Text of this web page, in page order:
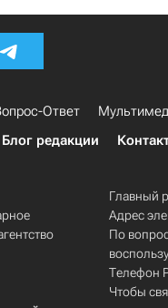
Ответ
Блог редакции
Главный
Адрес
По
Телефон
Чтобы